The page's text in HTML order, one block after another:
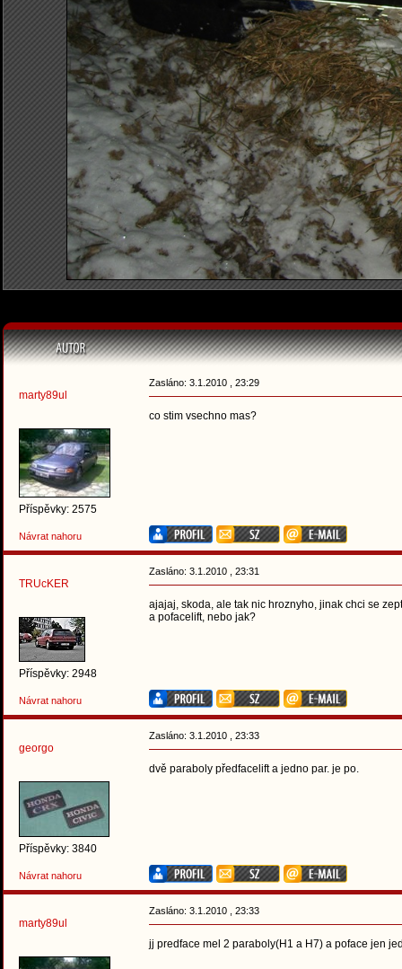
marty89ul
Příspěvky: 2575
Zasláno: 3.1.2010 , 23:29
co stim vsechno mas?
Návrat nahoru
TRUcKER
Příspěvky: 2948
Zasláno: 3.1.2010 , 23:31
ajajaj, skoda, ale tak nic hroznyho, jinak chci se
a pofacelift, nebo jak?
Návrat nahoru
georgo
Příspěvky: 3840
Zasláno: 3.1.2010 , 23:33
dvě paraboly předfacelift a jedno par. je po.
Návrat nahoru
marty89ul
Zasláno: 3.1.2010 , 23:33
jj predface mel 2 paraboly(H1 a H7) a poface jen